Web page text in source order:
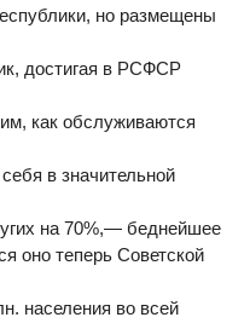
но размещены
достигая в РСФСР
как обслуживаются
в значительной
на 70%,— беднейшее
оно теперь Советской
населения во всей